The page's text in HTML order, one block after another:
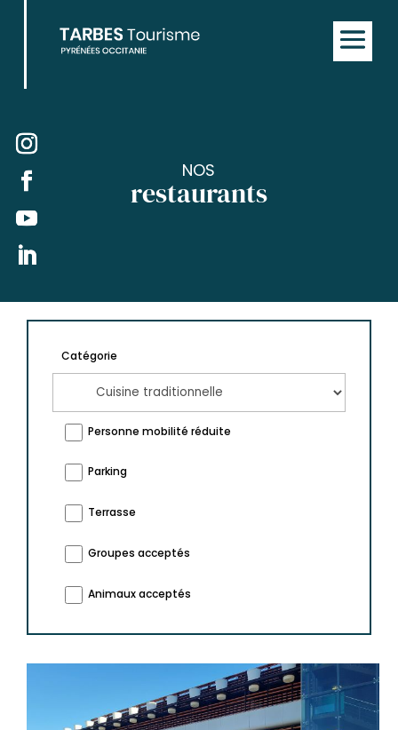
NOS
restaurants
Catégorie
Personne mobilité réduite
Parking
Terrasse
Groupes acceptés
Animaux acceptés